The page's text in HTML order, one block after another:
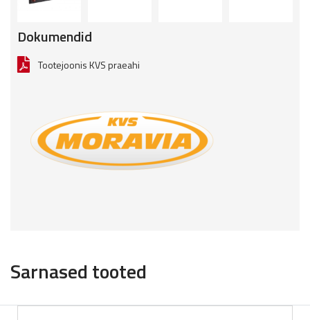
Dokumendid
Tootejoonis KVS praeahi
Sarnased tooted